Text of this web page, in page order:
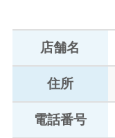
店舗名
住所
電話番号